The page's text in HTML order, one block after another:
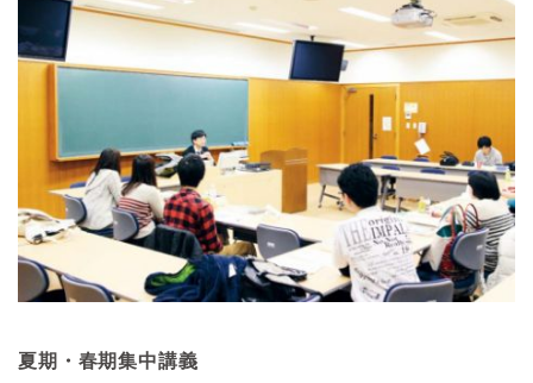
夏期・春期集中講義